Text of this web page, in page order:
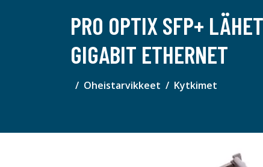
PRO OPTIX SFP+
GIGABIT ETHERNET
Oheistarvikkeet Kytkimet